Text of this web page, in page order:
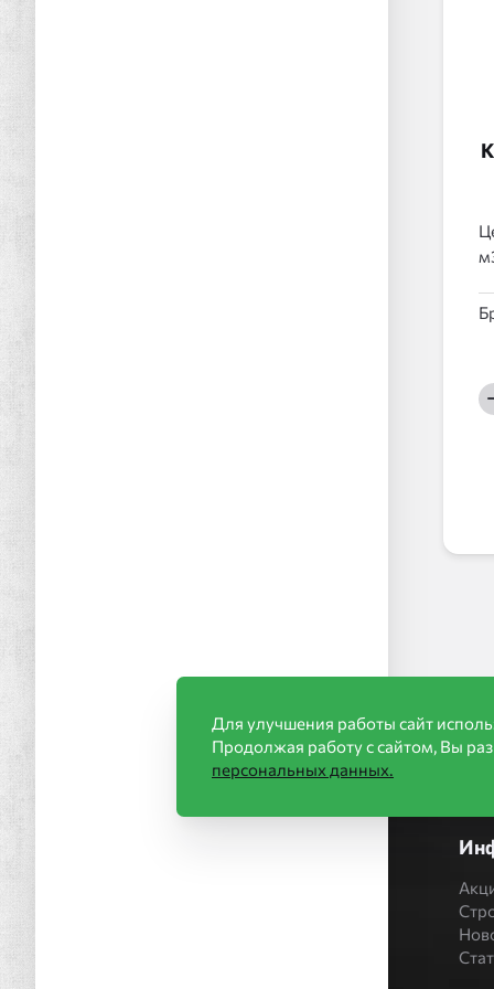
Для улучшения работы сайт
Продолжая работу с сайтом, Вы
персональных данных.